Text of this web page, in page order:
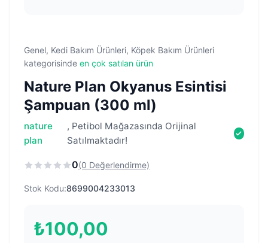
Genel, Kedi Bakım Ürünleri, Köpek Bakım Ürünleri
kategorisinde en çok satılan ürün
Nature Plan Okyanus Esintisi
Şampuan (300 ml)
nature
plan
, Petibol Mağazasında Orijinal
Satılmaktadır!
0(0 Değerlendirme)
Stok Kodu:8699004233013
₺100,00